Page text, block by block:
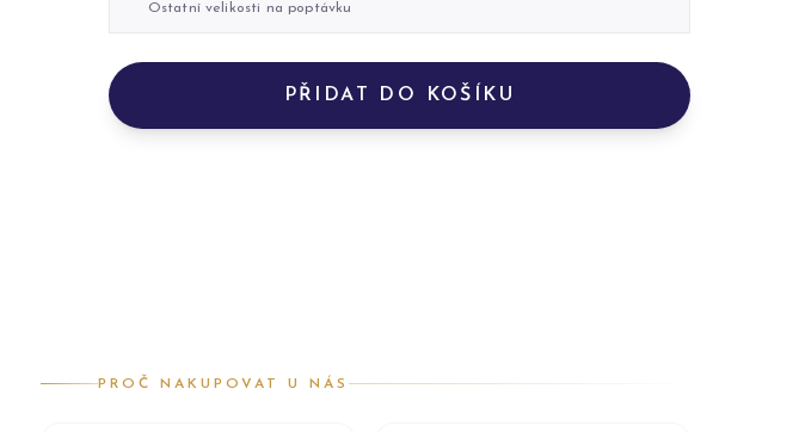
Ostatní velikosti na poptávku
PŘIDAT DO KOŠÍKU
PROČ NAKUPOVAT U NÁS